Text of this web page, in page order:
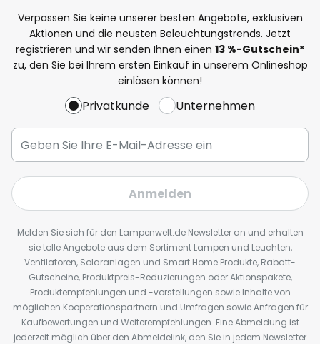
Verpassen Sie keine unserer besten Angebote, exklusiven
Aktionen und die neusten Beleuchtungstrends. Jetzt
registrieren und wir senden Ihnen einen 13 %-Gutschein*
zu, den Sie bei Ihrem ersten Einkauf in unserem Onlineshop
einlösen können!
Privatkunde Unternehmen
Anmelden
Melden Sie sich für den Lampenwelt.de Newsletter an und erhalten
sie tolle Angebote aus dem Sortiment Lampen und Leuchten,
Ventilatoren, Solaranlagen und Smart Home Produkte, Rabatt-
Gutscheine, Produktpreis-Reduzierungen oder Aktionspakete,
Produktempfehlungen und -vorstellungen sowie Inhalte von
möglichen Kooperationspartnern und Umfragen sowie Anfragen für
Kaufbewertungen und Weiterempfehlungen. Eine Abmeldung ist
jederzeit möglich über den Abmeldelink, den Sie in jedem Newsletter